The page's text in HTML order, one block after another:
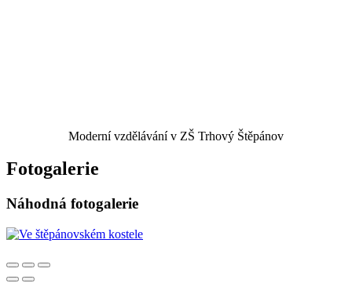
Moderní vzdělávání v ZŠ Trhový Štěpánov
Fotogalerie
Náhodná fotogalerie